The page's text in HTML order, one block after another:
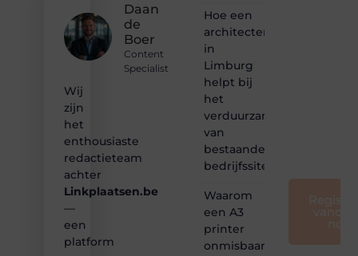
Daan
de
Boer
Content
Specialist
Wij
zijn
het
enthousiaste
redactieteam
achter
Linkplaatsen.be
—
een
platform
Hoe een
architectenbureau
in
Limburg
helpt bij
het
verduurzamen
van
bestaande
bedrijfssites
Waarom
een A3
printer
onmisbaar